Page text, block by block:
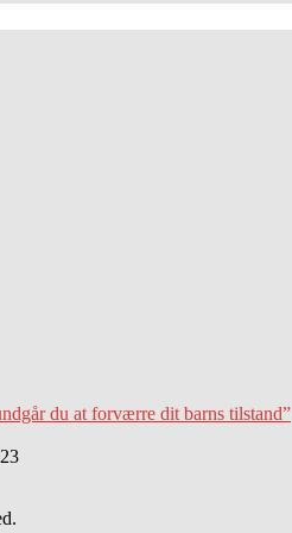
du at forværre dit barns tilstand”